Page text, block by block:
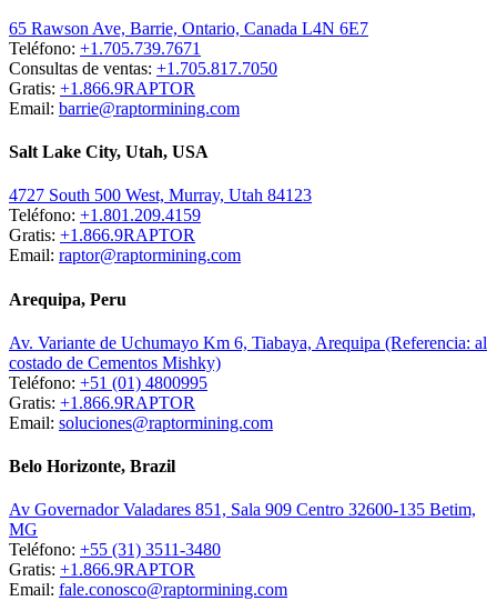
65 Rawson Ave, Barrie, Ontario, Canada L4N 6E7
Teléfono: +1.705.739.7671
Consultas de ventas: +1.705.817.7050
Gratis: +1.866.9RAPTOR
Email: barrie@raptormining.com
Salt Lake City, Utah, USA
4727 South 500 West, Murray, Utah 84123
Teléfono: +1.801.209.4159
Gratis: +1.866.9RAPTOR
Email: raptor@raptormining.com
Arequipa, Peru
Av. Variante de Uchumayo Km 6, Tiabaya, Arequipa (Referencia: al
costado de Cementos Mishky)
Teléfono: +51 (01) 4800995
Gratis: +1.866.9RAPTOR
Email: soluciones@raptormining.com
Belo Horizonte, Brazil
Av Governador Valadares 851, Sala 909 Centro 32600-135 Betim,
MG
Teléfono: +55 (31) 3511-3480
Gratis: +1.866.9RAPTOR
Email: fale.conosco@raptormining.com